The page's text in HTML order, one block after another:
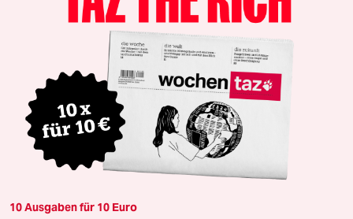
10 Ausgaben für 10 Euro